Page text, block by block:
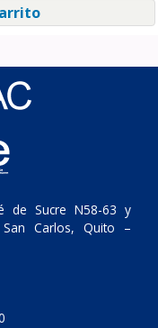
de Sucre N58-63 y
Carlos, Quito –